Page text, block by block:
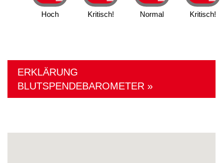
Hoch Kritisch! Normal Kritisch!
ERKLÄRUNG
BLUTSPENDEBAROMETER »